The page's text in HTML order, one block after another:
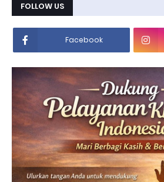
FOLLOW US
Facebook